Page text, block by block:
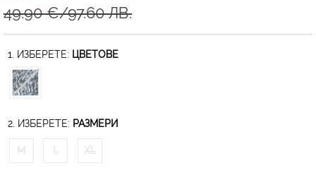
49.90 €/97.60 ЛВ.
1. ИЗБЕРЕТЕ: ЦВЕТОВЕ
2. ИЗБЕРЕТЕ: РАЗМЕРИ
M L XL